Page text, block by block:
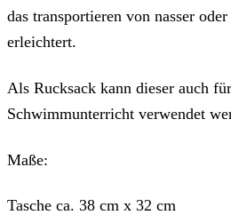
das transportieren von nasser
erleichtert.
Als Rucksack kann dieser auch
Schwimmunterricht verwendet
Maße:
Tasche ca. 38 cm x 32 cm